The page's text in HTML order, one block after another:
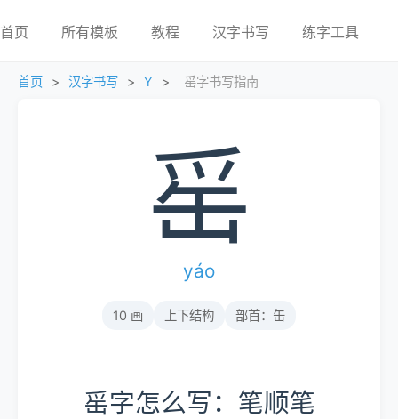
首页 所有模板 教程 汉字书写 练字工具
首页 > 汉字书写 > Y > 䍃字书写指南
䍃
yáo
10 画 上下结构 部首：缶
䍃字怎么写：笔顺笔